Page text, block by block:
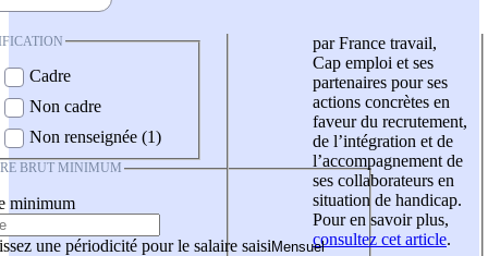
Cadre
Non cadre
Non renseignée (1)
BRUT MINIMUM
minimum
une périodicité pour le salaire saisi
par France travail,
Cap emploi et ses
partenaires pour ses
actions concrètes en
faveur du recrutement,
de l’intégration et de
l’accompagnement de
ses collaborateurs en
situation de handicap.
Pour en savoir plus,
consultez cet article.